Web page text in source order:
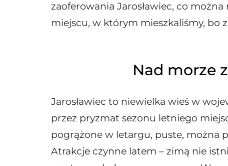
zaoferowania Jarosławiec, co
miejscu, w którym mieszkaliśmy, bo
Nad morze
Jarosławiec to niewielka wieś w
przez pryzmat sezonu letniego
pogrążone w letargu, puste, można
Atrakcje czynne latem – zimą nie